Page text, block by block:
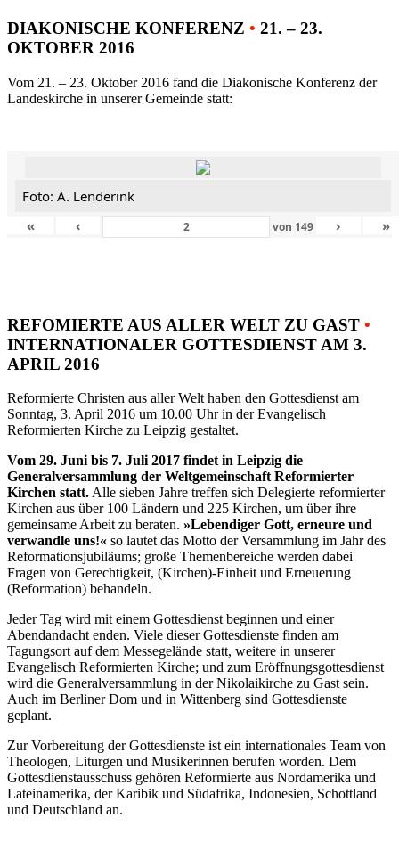
DIAKONISCHE KONFERENZ • 21. – 23.
OKTOBER 2016
Vom 21. – 23. Oktober 2016 fand die Diakonische Konferenz der
Landeskirche in unserer Gemeinde statt:
Foto: A. Lenderink
«
‹ von 149 › »
REFOMIERTE AUS ALLER WELT ZU GAST •
INTERNATIONALER GOTTESDIENST AM 3.
APRIL 2016
Reformierte Christen aus aller Welt haben den Gottesdienst am
Sonntag, 3. April 2016 um 10.00 Uhr in der Evangelisch
Reformierten Kirche zu Leipzig gestaltet.
Vom 29. Juni bis 7. Juli 2017 findet in Leipzig die
Generalversammlung der Weltgemeinschaft Reformierter
Kirchen statt.Alle sieben Jahre treffen sich Delegierte reformierter
Kirchen aus über 100 Ländern und 225 Kirchen, um über ihre
gemeinsame Arbeit zu beraten. »Lebendiger Gott, erneure und
verwandle uns!« so lautet das Motto der Versammlung im Jahr des
Reformationsjubiläums; große Themenbereiche werden dabei
Fragen von Gerechtigkeit, (Kirchen)-Einheit und Erneuerung
(Reformation) behandeln.
Jeder Tag wird mit einem Gottesdienst beginnen und einer
Abendandacht enden. Viele dieser Gottesdienste finden am
Tagungsort auf dem Messegelände statt, weitere in unserer
Evangelisch Reformierten Kirche; und zum Eröffnungsgottesdienst
wird die Generalversammlung in der Nikolaikirche zu Gast sein.
Auch im Berliner Dom und in Wittenberg sind Gottesdienste
geplant.
Zur Vorbereitung der Gottesdienste ist ein internationales Team von
Theologen, Liturgen und Musikerinnen berufen worden. Dem
Gottesdienstausschuss gehören Reformierte aus Nordamerika und
Lateinamerika, der Karibik und Südafrika, Indonesien, Schottland
und Deutschland an.